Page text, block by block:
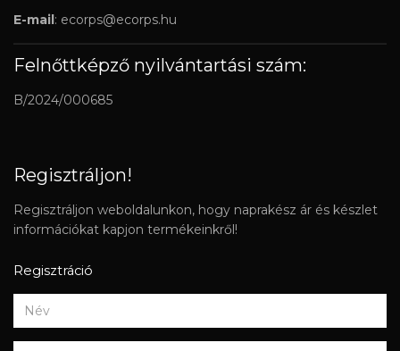
E-mail : ecorps@ecorps.hu
Felnőttképző nyilvántartási szám:
B/2024/000685
Regisztráljon!
Regisztráljon weboldalunkon, hogy naprakész ár és készlet
információkat kapjon termékeinkről!
Regisztráció